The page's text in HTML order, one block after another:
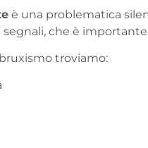
è una problematica
che è
troviamo: